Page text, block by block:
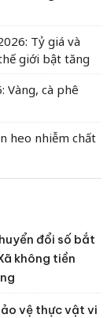
Tỷ giá và
giới bật tăng
Vàng, cà phê
heo nhiễm chất
đổi số bắt
không tiền
vệ thực vật vi